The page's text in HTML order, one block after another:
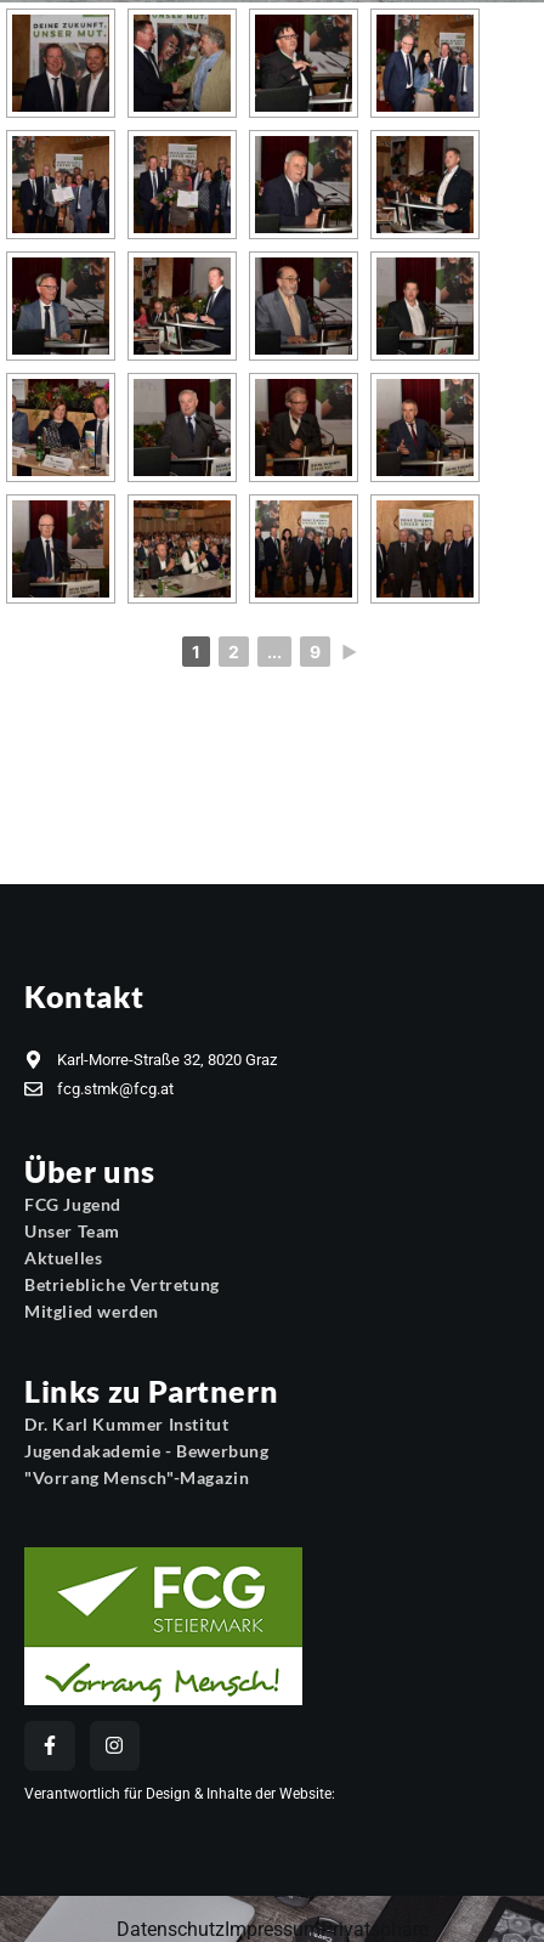
1 2 ... 9 ►
Kontakt
Karl-Morre-Straße 32, 8020 Graz
fcg.stmk@fcg.at
Über uns
FCG Jugend
Unser Team
Aktuelles
Betriebliche Vertretung
Mitglied werden
Links zu Partnern
Dr. Karl Kummer Institut
Jugendakademie - Bewerbung
"Vorrang Mensch"-Magazin
Verantwortlich für Design & Inhalte der Website:
DatenschutzImpressumPrivatsphäre